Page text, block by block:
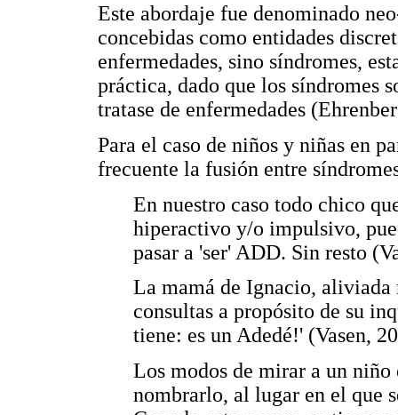
Este abordaje fue denominado
concebidas como entidades
enfermedades, sino síndromes,
práctica, dado que los síndromes
tratase de enfermedades
Para el caso de niños y niñas en
frecuente la fusión entre
En nuestro caso todo chico
hiperactivo y/o impulsivo,
pasar a 'ser' ADD. Sin resto
La mamá de Ignacio, aliviada
consultas a propósito de su
tiene: es un Adedé!' (Vasen,
Los modos de mirar a un niño
nombrarlo, al lugar en el que